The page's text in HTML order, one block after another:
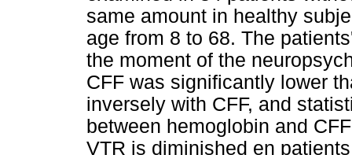
same amount in healthy
age from 8 to 68. The
the moment of the
CFF was significantly lower
inversely with CFF, and
between hemoglobin and
VTR is diminished en